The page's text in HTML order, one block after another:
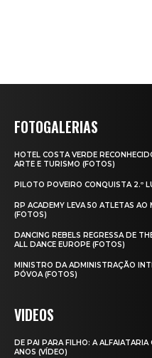
FOTOGALERIAS
HOTEL COSTA VERDE
ARTE E TURISMO (FOTOS)
PILOTO POVEIRO CONQUISTA 2.º
RP ACADEMY LEVA 50 ATLETAS AO
(FOTOS)
DANCING REBELS REGRESSA DE
ALL DANCE EUROPE (FOTOS)
MINISTRO DA ADMINISTRAÇÃO
PÓVOA (FOTOS)
VIDEOS
DE PAI PARA FILHO: A
ANOS (VÍDEO)